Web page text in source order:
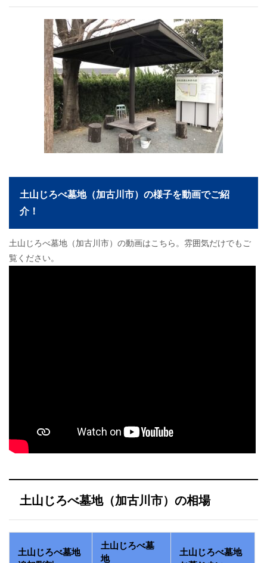
土山じろべ墓地（加古川市）の様子を動画でご紹
介！
土山じろべ墓地（加古川市）の動画はこちら。雰囲気だけでもご
覧ください。
土山じろべ墓地（加古川市）の相場
土山じろべ墓地
土山じろべ墓
地
土山じろべ墓地